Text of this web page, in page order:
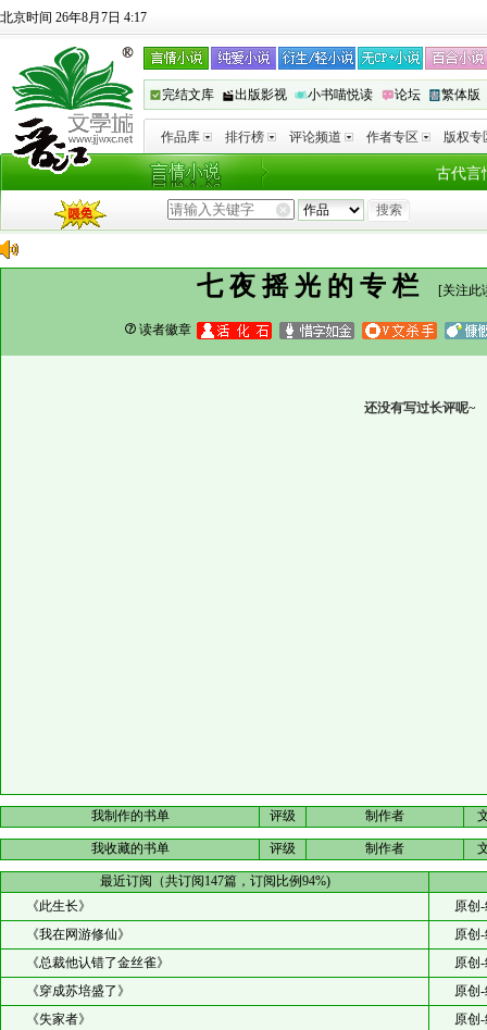
北京时间 26年8月7日 4:17
完结文库 出版影视 小书喵悦读 论坛 繁体版
作品库 排行榜 评论频道 作者专区 版权专
古代言
七夜摇光的专栏 [关注此
读者徽章
还没有写过长评呢~
我制作的书单 评级 制作者
我收藏的书单 评级 制作者
最近订阅（共订阅147篇，订阅比例94%)
《此生长》
原创
《我在网游修仙》
原创
《总裁他认错了金丝雀》
原创
《穿成苏培盛了》
原创
《失家者》
原创